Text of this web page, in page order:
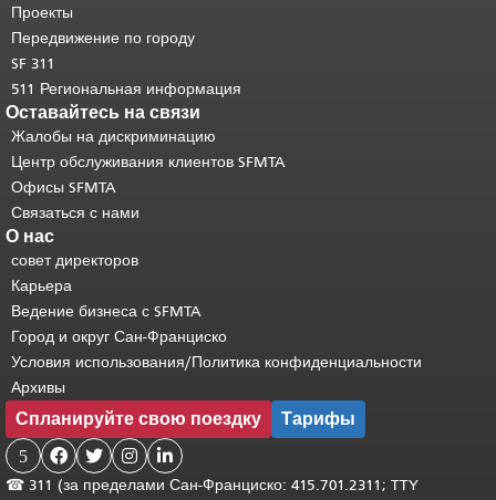
странице.
основного содержимого .
Проекты
Передвижение по городу
SF 311
511 Региональная информация
Оставайтесь на связи
Жалобы на дискриминацию
Центр обслуживания клиентов SFMTA
Офисы SFMTA
Связаться с нами
О нас
совет директоров
Карьера
Ведение бизнеса с SFMTA
Город и округ Сан-Франциско
Условия использования/Политика конфиденциальности
Архивы
Спланируйте свою поездку Тарифы
5    
☎ 311 (за пределами Сан-Франциско: 415.701.2311; TTY